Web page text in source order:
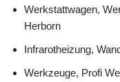
Werkstattwagen,
Herborn
Infrarotheizung,
Werkzeuge, Profi